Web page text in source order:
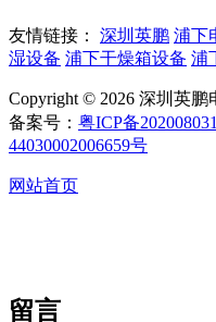
友情链接： 深圳英鹏 浦下
湿设备 浦下干燥箱设备 浦
Copyright © 2026 深圳英鹏
备案号： 粤ICP备
44030002006659号
网站首页
留言